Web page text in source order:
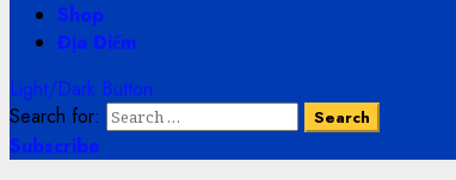
Shop
Địa Điểm
Light/Dark Button
Search for:
Subscribe